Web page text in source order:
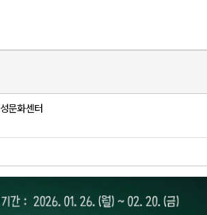
성문화센터